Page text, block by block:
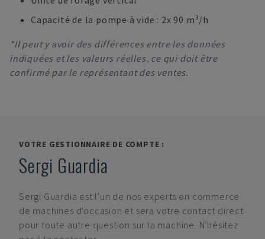
Capacité de la pompe à vide : 2x 90 m³/h
*Il peut y avoir des différences entre les données
indiquées et les valeurs réelles, ce qui doit être
confirmé par le représentant des ventes.
VOTRE GESTIONNAIRE DE COMPTE :
Sergi Guardia
Sergi Guardia est l'un de nos experts en commerce
de machines d'occasion et sera votre contact direct
pour toute autre question sur la machine. N'hésitez